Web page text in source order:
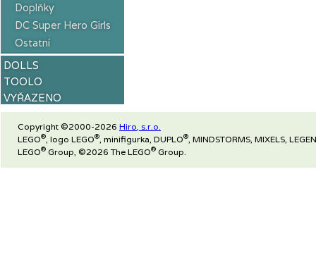
Doplňky
DC Super Hero Girls
Ostatní
DOLLS
TOOLO
VYŘAZENO
Copyright ©2000-2026 Hiro, s.r.o.
LEGO® , logo LEGO® , minifigurka, DUPLO® , MINDSTORMS, MIXELS,
LEGO® Group, ©2026 The LEGO® Group.